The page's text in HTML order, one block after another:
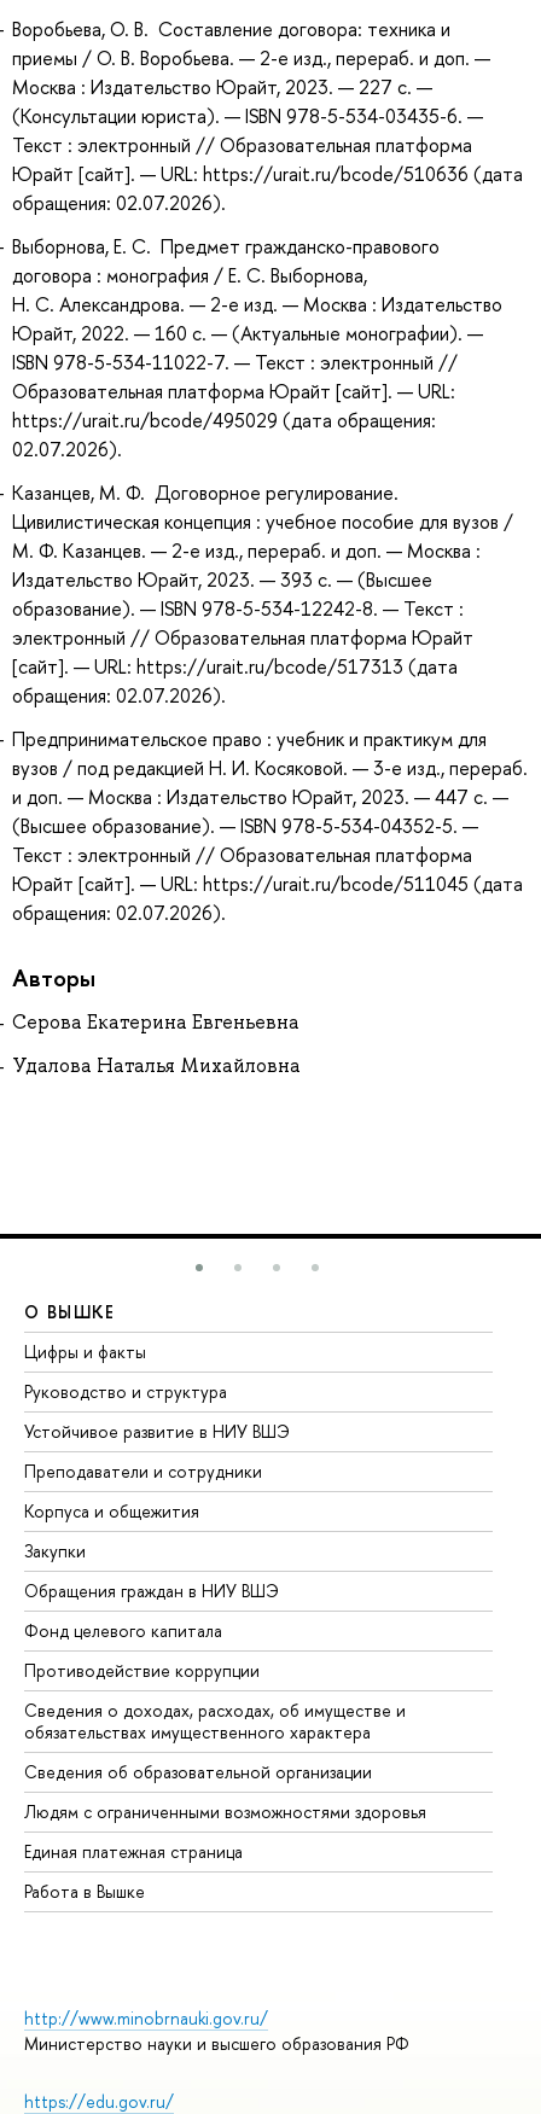
Воробьева, О. В. Составление договора: техника и
приемы / О. В. Воробьева. — 2-е изд., перераб. и доп. —
Москва : Издательство Юрайт, 2023. — 227 с. —
(Консультации юриста). — ISBN 978-5-534-03435-6. —
Текст : электронный // Образовательная платформа
Юрайт [сайт]. — URL: https://urait.ru/bcode/510636 (дата
обращения: 02.07.2026).
Выборнова, Е. С. Предмет гражданско-правового
договора : монография / Е. С. Выборнова,
Н. С. Александрова. — 2-е изд. — Москва : Издательство
Юрайт, 2022. — 160 с. — (Актуальные монографии). —
ISBN 978-5-534-11022-7. — Текст : электронный //
Образовательная платформа Юрайт [сайт]. — URL:
https://urait.ru/bcode/495029 (дата обращения:
02.07.2026).
Казанцев, М. Ф. Договорное регулирование.
Цивилистическая концепция : учебное пособие для вузов /
М. Ф. Казанцев. — 2-е изд., перераб. и доп. — Москва :
Издательство Юрайт, 2023. — 393 с. — (Высшее
образование). — ISBN 978-5-534-12242-8. — Текст :
электронный // Образовательная платформа Юрайт
[сайт]. — URL: https://urait.ru/bcode/517313 (дата
обращения: 02.07.2026).
Предпринимательское право : учебник и практикум для
вузов / под редакцией Н. И. Косяковой. — 3-е изд., перераб.
и доп. — Москва : Издательство Юрайт, 2023. — 447 с. —
(Высшее образование). — ISBN 978-5-534-04352-5. —
Текст : электронный // Образовательная платформа
Юрайт [сайт]. — URL: https://urait.ru/bcode/511045 (дата
обращения: 02.07.2026).
Авторы
Серова Екатерина Евгеньевна
Удалова Наталья Михайловна
О ВЫШКЕ
Цифры и факты
Руководство и структура
Устойчивое развитие в НИУ ВШЭ
Преподаватели и сотрудники
Корпуса и общежития
Закупки
Обращения граждан в НИУ ВШЭ
Фонд целевого капитала
Противодействие коррупции
Сведения о доходах, расходах, об имуществе и
обязательствах имущественного характера
Сведения об образовательной организации
Людям с ограниченными возможностями здоровья
Единая платежная страница
Работа в Вышке
http://www.minobrnauki.gov.ru/
Министерство науки и высшего образования РФ
https://edu.gov.ru/